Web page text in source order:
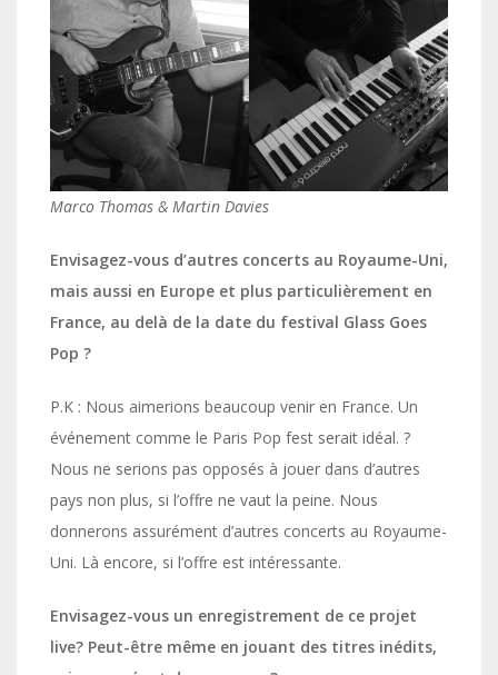
Marco Thomas & Martin Davies
Envisagez-vous d’autres concerts au Royaume-Uni,
mais aussi en Europe et plus particulièrement en
France, au delà de la date du festival Glass Goes
Pop ?
P.K : Nous aimerions beaucoup venir en France. Un
événement comme le Paris Pop fest serait idéal. ?
Nous ne serions pas opposés à jouer dans d’autres
pays non plus, si l’offre ne vaut la peine. Nous
donnerons assurément d’autres concerts au Royaume-
Uni. Là encore, si l’offre est intéressante.
Envisagez-vous un enregistrement de ce projet
live? Peut-être même en jouant des titres inédits,